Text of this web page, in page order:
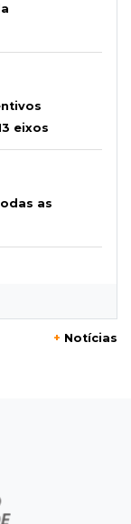
eixos
as
+ Notícias